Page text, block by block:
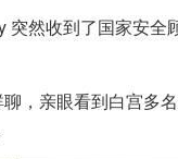
突然收到了国家安全
，亲眼看到白宫多